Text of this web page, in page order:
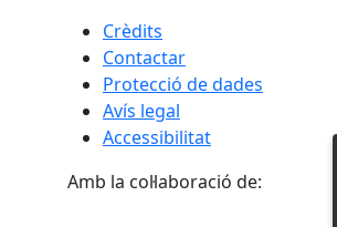
Crèdits
Contactar
Protecció de dades
Avís legal
Accessibilitat
Amb la col·laboració de: